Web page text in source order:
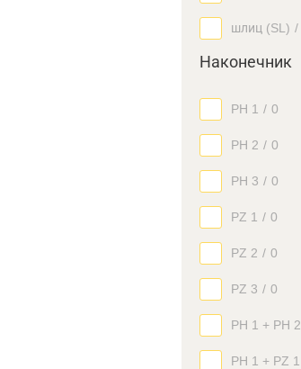
шлиц (SL) /
Наконечник
PH 1 / 0
PH 2 / 0
PH 3 / 0
PZ 1 / 0
PZ 2 / 0
PZ 3 / 0
PH 1 + PH 2
PH 1 + PZ 1